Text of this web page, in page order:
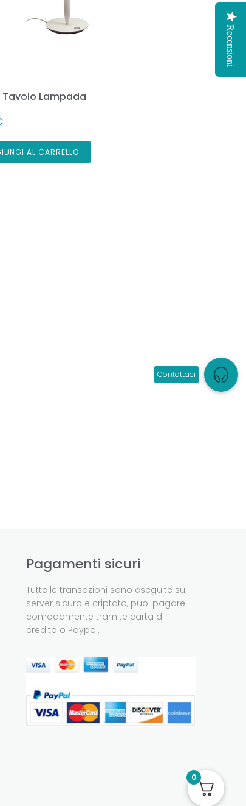
Lampada
AL CARRELLO
Pagamenti sicuri
Tutte le transazioni sono eseguite su
server sicuro e criptato, puoi pagare
comodamente tramite carta di
credito o Paypal.
0
Recensioni